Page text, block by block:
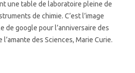
une table de laboratoire pleine de
de chimie. C’est l’image
de google pour l’anniversaire des
l’amante des Sciences, Marie Curie.